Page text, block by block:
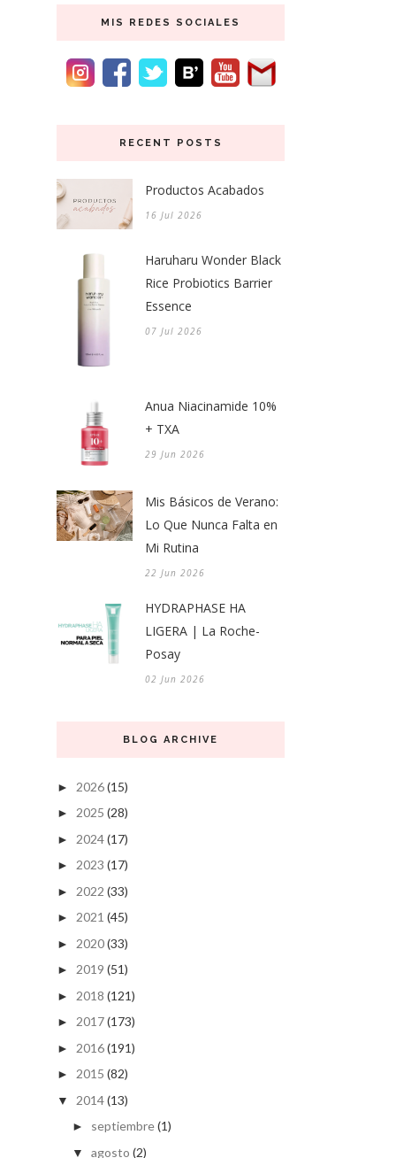
MIS REDES SOCIALES
RECENT POSTS
Productos Acabados
16 Jul 2026
Haruharu Wonder Black
Rice Probiotics Barrier
Essence
07 Jul 2026
Anua Niacinamide 10%
+ TXA
29 Jun 2026
Mis Básicos de Verano:
Lo Que Nunca Falta en
Mi Rutina
22 Jun 2026
HYDRAPHASE HA
LIGERA | La Roche-
Posay
02 Jun 2026
BLOG ARCHIVE
► 2026(15)
► 2025 (28)
► 2024(17)
► 2023 (17)
► 2022 (33)
► 2021 (45)
► 2020(33)
► 2019 (51)
► 2018 (121)
► 2017(173)
► 2016(191)
► 2015 (82)
▼ 2014(13)
► septiembre(1)
▼ agosto (2)